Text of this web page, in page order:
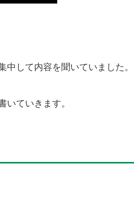
して内容を聞いていました。
ていきます。